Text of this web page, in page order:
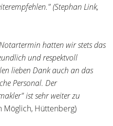
(Stephan Link,
hatten wir stets das
und respektvoll
lieben Dank auch an das
Personal. Der
ist sehr weiter zu
Möglich, Hüttenberg)